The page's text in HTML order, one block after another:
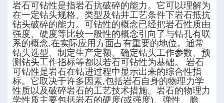
岩石可钻性是指岩石抗破碎的能力。它可以理解为
在一定钻头规格、类型及钻井工艺条件下岩石抵抗
钻头破碎的能力。可钻性的概念已经把岩石性质由
强度、硬度等比较一般性的概念引向了与钻孔有联
系的概念,在实际应用方面占有重要的地位。通常
钻头选型、制定生产定额、确定钻头工作参数、预
测钻头工作指标等都以若石可钻性为基础。 岩石
可钻性是岩石在钻进过程中显示出来的综合性指
标。它取决于许多因素,包括岩石自身的物理力学
性质以及破碎岩石的工艺技术措施。岩石的物理力
学性质主要包括岩石的硬度(或强度)、弹性、脆